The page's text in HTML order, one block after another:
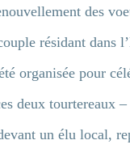
des
résidant dans
organisée pour
deux tourtereaux
un élu local,